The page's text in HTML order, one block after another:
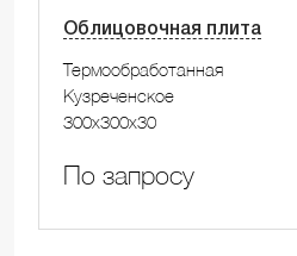
Облицовочная плита
Термообработанная
Кузреченское
300x300x30
По запросу